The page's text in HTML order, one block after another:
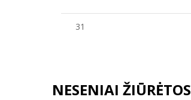
31
NESENIAI ŽIŪRĖTOS